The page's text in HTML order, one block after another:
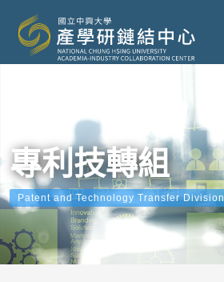
專利技轉組
Patent and Technology Transfer Division